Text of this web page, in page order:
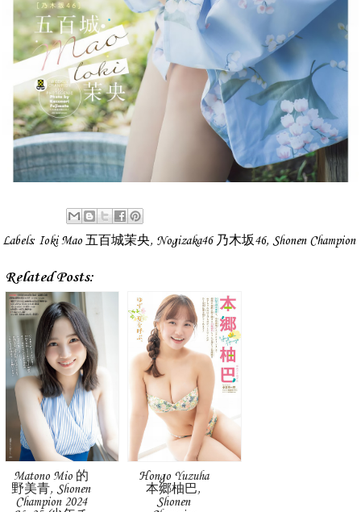
Labels: Ioki Mao 五百城茉央, Nogizaka46 乃木坂46, Shonen Champion
Related Posts:
Matono Mio 的
野美青, Shonen
Champion 2024
Hongo Yuzuha
本郷柚巴,
Shonen